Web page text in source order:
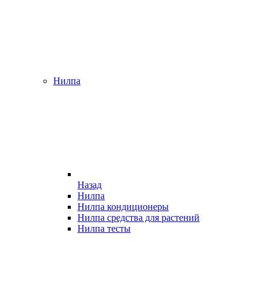
Нилпа
Назад
Нилпа
Нилпа кондиционеры
Нилпа средства для растений
Нилпа тесты